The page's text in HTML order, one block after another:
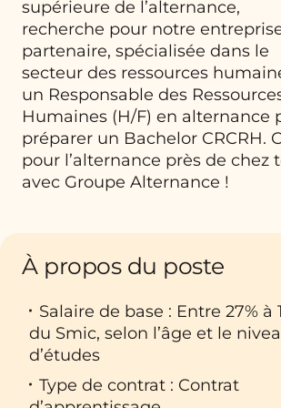
supérieure de l’alternance,
recherche pour notre
partenaire, spécialisée dans le
secteur des ressources
un Responsable des
Humaines (H/F) en alternance
préparer un Bachelor CRCRH.
pour l’alternance près de chez
avec Groupe Alternance !
À propos du poste
Salaire de base : Entre 27% à
du Smic, selon l’âge et le
d’études
Type de contrat : Contrat